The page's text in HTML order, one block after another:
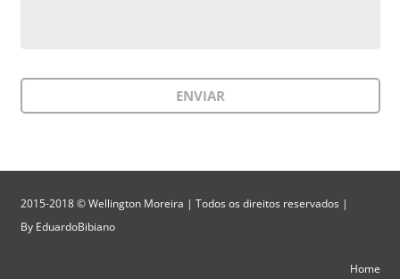
2015-2018 © Wellington Moreira | Todos os direitos reservados |
By EduardoBibiano
Home